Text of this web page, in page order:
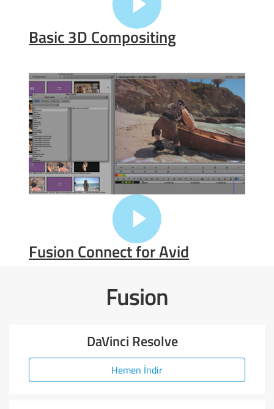
Basic 3D Compositing
Fusion Connect for Avid
Fusion
DaVinci Resolve
Hemen İndir